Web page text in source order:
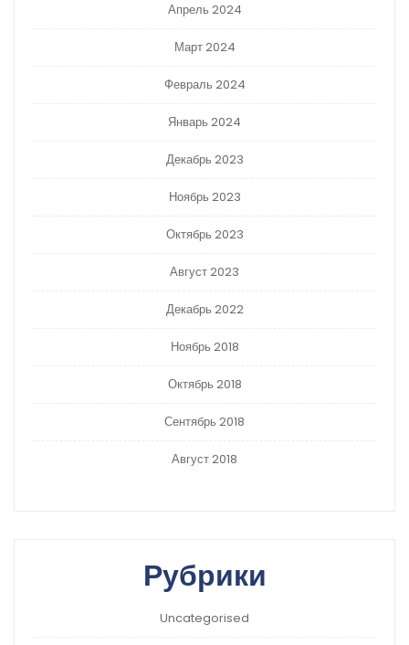
Апрель 2024
Март 2024
Февраль 2024
Январь 2024
Декабрь 2023
Ноябрь 2023
Октябрь 2023
Август 2023
Декабрь 2022
Ноябрь 2018
Октябрь 2018
Сентябрь 2018
Август 2018
Рубрики
Uncategorised